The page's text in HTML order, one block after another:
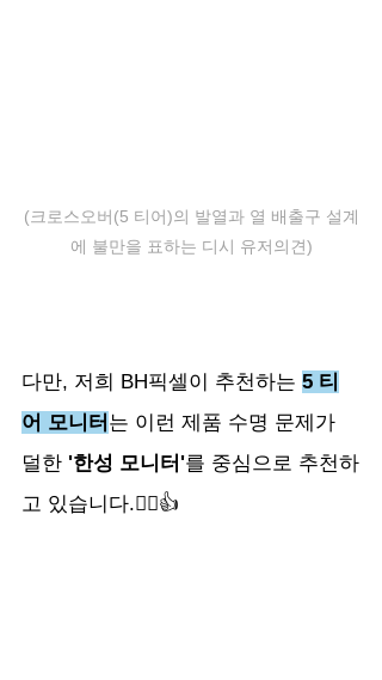
(크로스오버(5 티어)의 발열과 열 배출구 설계
에 불만을 표하는 디시 유저의견)
다만, 저희 BH픽셀이 추천하는 5 티
어 모니터 는 이런 제품 수명 문제가
덜한 '한성 모니터'를 중심으로 추천하
고 있습니다.🙂‍↕️👍